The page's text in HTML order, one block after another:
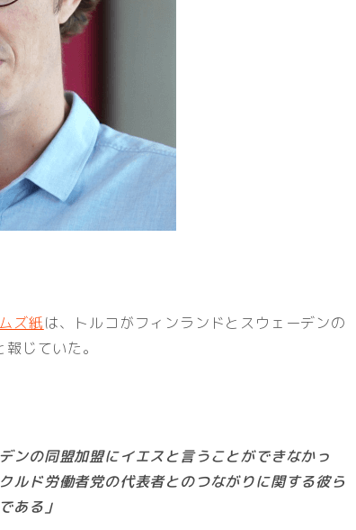
ズ紙は、トルコがフィンランドとスウェーデンの
じていた。
ンの同盟加盟にイエスと言うことができなかっ
ルド労働者党の代表者とのつながりに関する彼ら
ある」